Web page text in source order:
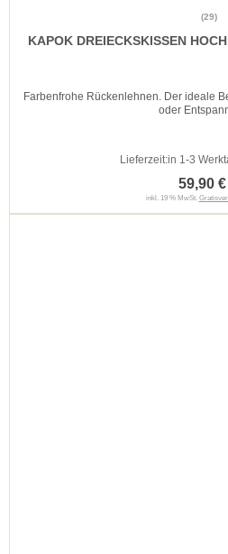
(29)
KAPOK DREIECKSKISSEN
Farbenfrohe Rückenlehnen. Der ideale
oder
Lieferzeit:in 1-3
59,90 €
inkl. 19 % MwSt.